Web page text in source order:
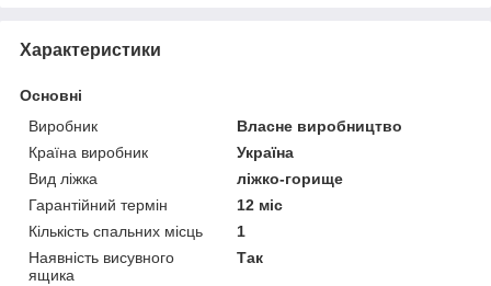
Характеристики
Основні
Виробник
Власне виробництво
Країна виробник
Україна
Вид ліжка
ліжко-горище
Гарантійний термін
12 міс
Кількість спальних місць
1
Наявність висувного
ящика
Так